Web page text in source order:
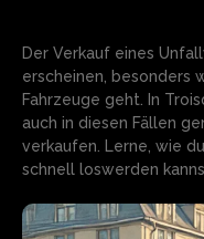
Der Verkauf eines
erscheinen, besonders
Fahrzeuge geht. In
auch in diesen Fällen
verkaufen. Lerne, wie
schnell loswerden